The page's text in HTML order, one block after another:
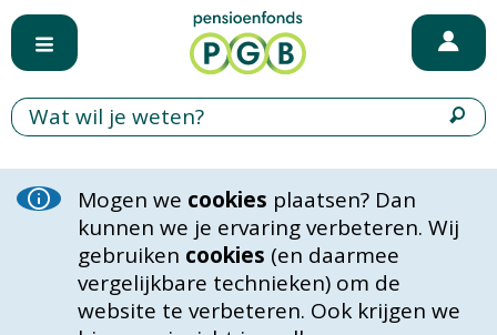
Mogen we cookies plaatsen? Dan
kunnen we je ervaring verbeteren. Wij
gebruiken cookies (en daarmee
vergelijkbare technieken) om de
website te verbeteren. Ook krijgen we